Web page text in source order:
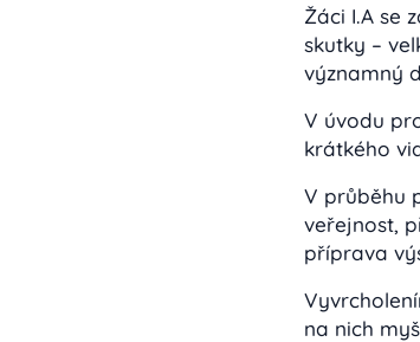
Žáci I.A se
skutky –
významný
V úvodu
krátkého
V průběhu
veřejnost,
příprava
na nich